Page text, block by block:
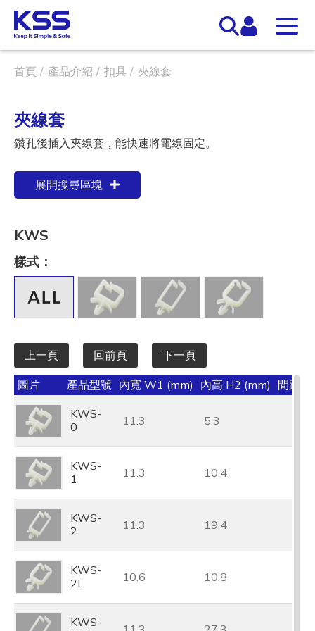
首頁 產品介紹 扣具 夾線套
夾線套
鑽孔後插入夾線套，能快速將電線固定。
展開搜尋區塊
KWS
樣式：
上一頁 回前頁 下一頁
圖片 產品型號 內寬 W1 (mm) 內高 H2 (mm) 間距
KWS-
0
11.3 5.3
KWS-
1
11.3 10.4
KWS-
2
11.3 19.4
KWS-
2L
10.6 10.8
KWS-